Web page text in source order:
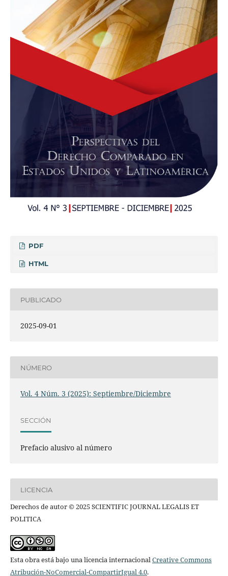
PDF
HTML
PUBLICADO
2025-09-01
NÚMERO
Vol. 4 Núm. 3 (2025): Septiembre/Diciembre
SECCIÓN
Prefacio alusivo al número
LICENCIA
Derechos de autor © 2025 SCIENTIFIC JOURNAL LEGALIS ET
POLITICA
Esta obra está bajo una licencia internacionalCreative Commons
Atribución-NoComercial-CompartirIgual 4.0.